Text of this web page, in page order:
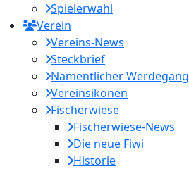
Spielerwahl
Verein
Vereins-News
Steckbrief
Namentlicher Werdegang
Vereinsikonen
Fischerwiese
Fischerwiese-News
Die neue Fiwi
Historie